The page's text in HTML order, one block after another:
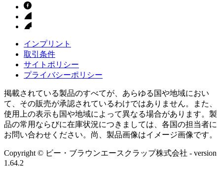
インプリント
取引条件
サイトポリシー
プライバシーポリシー
掲載されている製品のすべてが、あらゆる国や地域におい
て、その販売が承認されているわけではありません。また、
使用上の表示も国や地域によって異なる場合があります。製
品の常用ならびに在庫状況につきましては、各国の担当者に
お問い合わせください。尚、製品画像はイメージ画像です。
Copyright © ビー・ブラウンエースクラップ株式会社 - version
1.64.2